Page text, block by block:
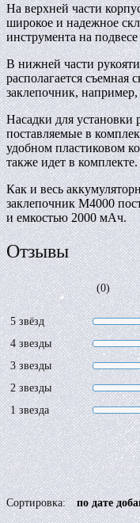
На верхней части
широкое и надежное
инструмента на
В нижней части
располагается съемная
заклепочник,
Насадки для установки
поставляемые в
удобном пластиковом
также идет в комплекте.
Как и весь
заклепочник М4000
и емкостью 2000 мАч.
Отзывы
(0)
5 звёзд
4 звезды
3 звезды
2 звезды
1 звезда
Сортировка: по дате